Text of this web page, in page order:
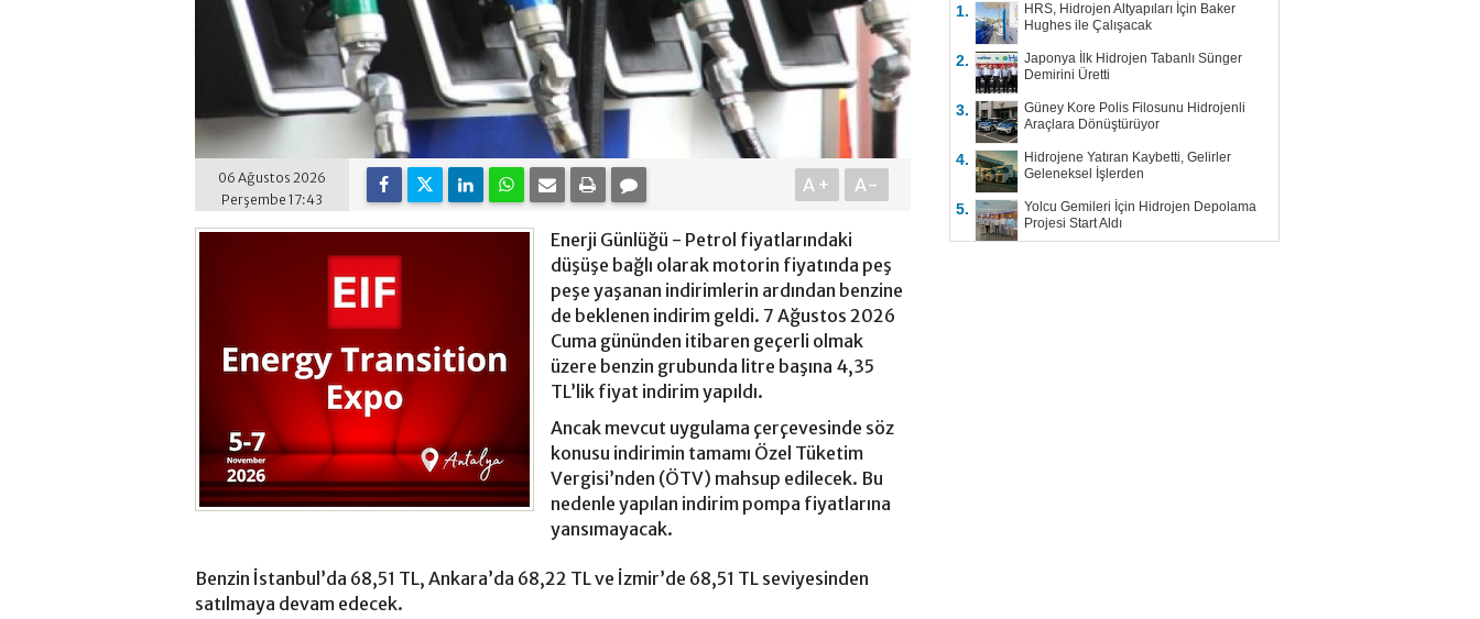
06 Ağustos 2026
Perşembe 17:43
A+ A-
Enerji Günlüğü - Petrol fiyatlarındaki
düşüşe bağlı olarak motorin fiyatında peş
peşe yaşanan indirimlerin ardından benzine
de beklenen indirim geldi. 7 Ağustos 2026
Cuma gününden itibaren geçerli olmak
üzere benzin grubunda litre başına 4,35
TL’lik fiyat indirim yapıldı.
Ancak mevcut uygulama çerçevesinde söz
konusu indirimin tamamı Özel Tüketim
Vergisi’nden (ÖTV) mahsup edilecek. Bu
nedenle yapılan indirim pompa fiyatlarına
yansımayacak.
Benzin İstanbul’da 68,51 TL, Ankara’da 68,22 TL ve İzmir’de 68,51 TL seviyesinden
satılmaya devam edecek.
1.
HRS, Hidrojen Altyapıları İçin Baker
Hughes ile Çalışacak
2.
Japonya İlk Hidrojen Tabanlı Sünger
Demirini Üretti
3.
Güney Kore Polis Filosunu Hidrojenli
Araçlara Dönüştürüyor
4.
Hidrojene Yatıran Kaybetti, Gelirler
Geleneksel İşlerden
5.
Yolcu Gemileri İçin Hidrojen Depolama
Projesi Start Aldı